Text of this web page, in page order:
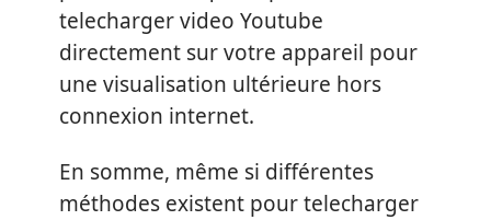
telecharger video Youtube
directement sur votre appareil pour
une visualisation ultérieure hors
connexion internet.
En somme, même si différentes
méthodes existent pour telecharger